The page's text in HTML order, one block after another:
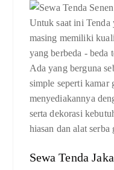
Untuk saat ini Tenda
masing memiliki
yang berbeda - beda
Ada yang berguna
simple seperti kamar
menyediakannya
serta dekorasi
hiasan dan alat serba
Sewa Tenda